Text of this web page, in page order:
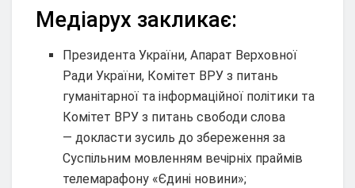
Медіарух закликає:
Президента України, Апарат Верховної
Ради України, Комітет ВРУ з питань
гуманітарної та інформаційної політики та
Комітет ВРУ з питань свободи слова
— докласти зусиль до збереження за
Суспільним мовленням вечірніх праймів
телемарафону «Єдині новини»;